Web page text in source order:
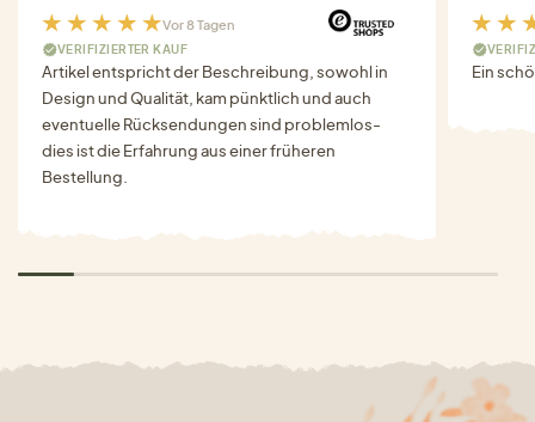
Vor 8 Tagen
VERIFIZIERTER KAUF
Artikel entspricht der Beschreibung, sowohl in
Design und Qualität, kam pünktlich und auch
eventuelle Rücksendungen sind problemlos-
dies ist die Erfahrung aus einer früheren
Bestellung.
Ein